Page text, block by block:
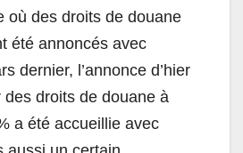
où des droits de douane
été annoncés avec
dernier, l’annonce d’hier
des droits de douane à
a été accueillie avec